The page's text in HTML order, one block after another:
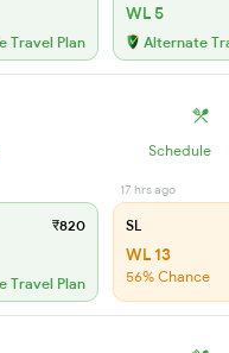
Travel Plan
WL 5
Alternate
Schedule
₹820
Travel Plan
17 hrs ago
SL
WL 13
56% Chance